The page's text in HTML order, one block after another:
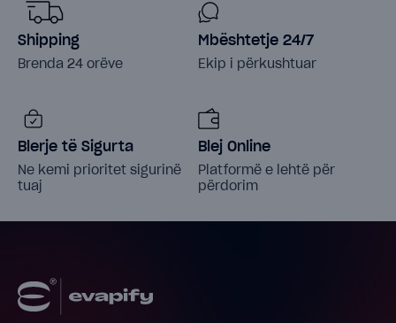
Shipping
Brenda 24 orëve
Mbështetje 24/7
Ekip i përkushtuar
Blerje të Sigurta
Ne kemi prioritet sigurinë
tuaj
Blej Online
Platformë e lehtë për
përdorim